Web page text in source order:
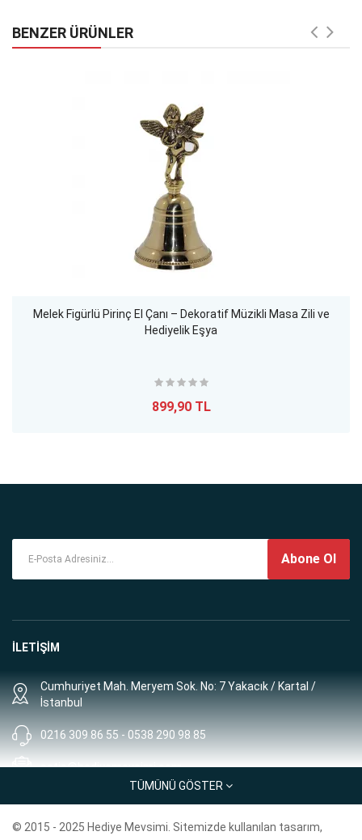
BENZER ÜRÜNLER
Melek Figürlü Pirinç El Çanı – Dekoratif Müzikli Masa Zili ve
Hediyelik Eşya
899,90 TL
Abone Ol
İLETİŞİM
Cumhuriyet Mah. Meryem Sok. No: 7 Yakacık / Kartal /
İstanbul
0216 309 86 55 - 0538 290 98 85
satis@hediyemevsimi.com
TÜMÜNÜ GÖSTER
© 2015 - 2025 Hediye Mevsimi. Sitemizde kullanılan tasarım,